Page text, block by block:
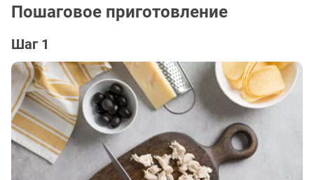
Пошаговое приготовление
Шаг 1